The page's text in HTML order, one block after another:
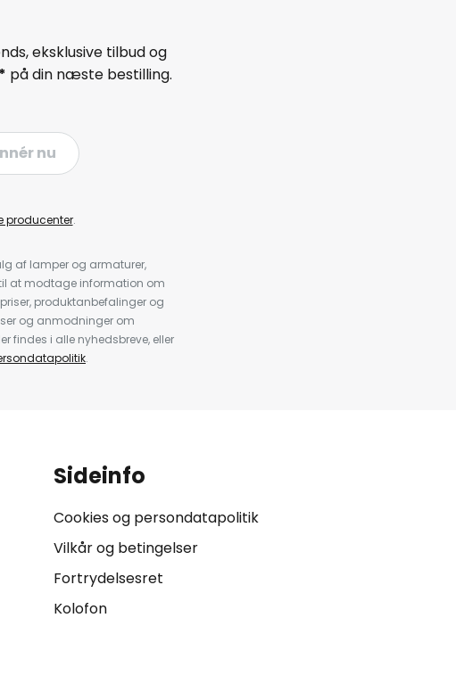
eksklusive tilbud og
på din næste bestilling.
nu
producenter.
af lamper og armaturer,
at modtage information om
produktanbefalinger og
og anmodninger om
findes i alle nyhedsbreve, eller
.
Sideinfo
Cookies og persondatapolitik
Vilkår og betingelser
Fortrydelsesret
Kolofon